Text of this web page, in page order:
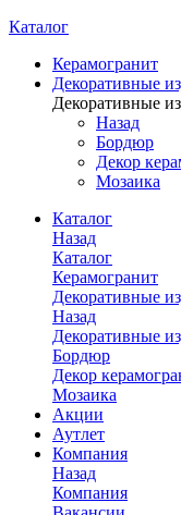
Каталог
Керамогранит
Декоративные
Декоративные
Назад
Бордюр
Декор
Мозаика
Каталог
Назад
Каталог
Керамогранит
Декоративные
Назад
Декоративные
Бордюр
Декор
Мозаика
Акции
Аутлет
Компания
Назад
Компания